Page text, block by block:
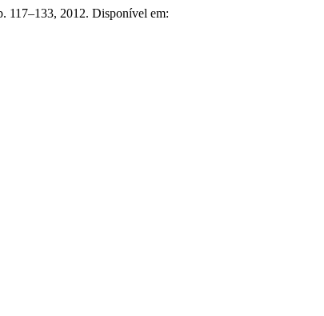
117–133, 2012. Disponível em: